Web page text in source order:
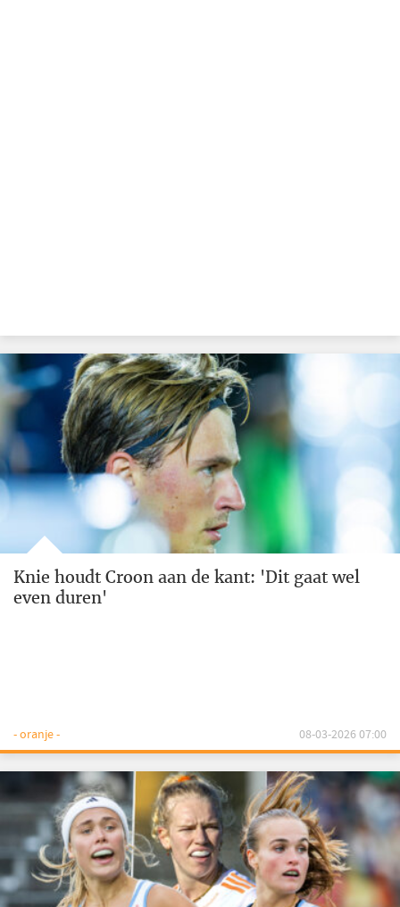
Knie houdt Croon aan de kant: 'Dit gaat wel
even duren'
- oranje - 08-03-2026 07:00